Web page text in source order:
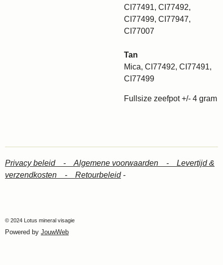
CI77491, CI77492,
CI77499, CI77947,
CI77007
Tan
Mica, CI77492, CI77491,
CI77499
Fullsize zeefpot +/- 4 gram
Privacy beleid - Algemene voorwaarden - Levertijd &
verzendkosten - Retourbeleid-
© 2024 Lotus mineral visagie
Powered by JouwWeb